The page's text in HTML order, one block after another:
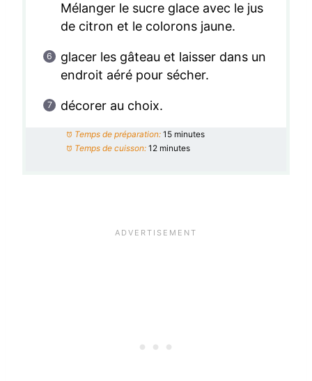
Mélanger le sucre glace avec le jus
de citron et le colorons jaune.
glacer les gâteau et laisser dans un
endroit aéré pour sécher.
décorer au choix.
Temps de préparation: 15 minutes
Temps de cuisson: 12 minutes